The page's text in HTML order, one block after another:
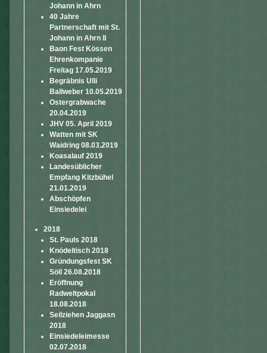
Johann in Ahrn
40 Jahre
Partnerschaft mit St.
Johann in Ahrn II
Baon Fest Kössen
Ehrenkompanie
Freitag 17.05.2019
Begräbnis Ulli
Ballweber 10.05.2019
Ostergrabwache
20.04.2019
JHV 05. April 2019
Watten mit SK
Waidring 08.03.2019
Koasalauf 2019
Landesüblicher
Empfang Kitzbühel
21.01.2019
Abschöpfen
Einsiedelei
2018
St. Pauls 2018
Knödeltisch 2018
Gründungsfest SK
Söll 26.08.2018
Eröffnung
Radweltpokal
18.08.2018
Seilziehen Jaggasn
2018
Einsiedeleimesse
02.07.2018